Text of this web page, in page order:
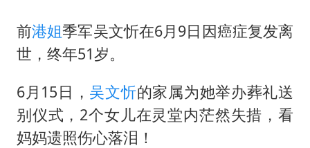
杭州全市有序停课
“不怕六爷挂得多 就怕六爷挂一颗”
全民健身事业高质量发展
梁家辉百花奖演讲落泪
前港姐季军吴文忻在6月9日因癌症复发离
世，终年51岁。
6月15日， 吴文忻的家属为她举办葬礼送
别仪式，2个女儿在灵堂内茫然失措，看
妈妈遗照伤心落泪！